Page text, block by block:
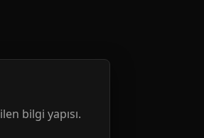
bilgi yapısı.